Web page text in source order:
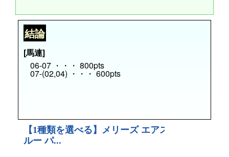
結論
[馬連]
06-07 ・・・ 800pts
07-(02,04) ・・・ 600pts